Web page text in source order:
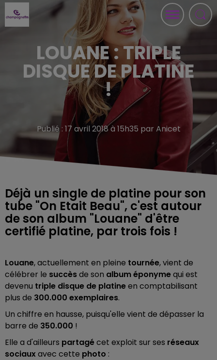
LOUANE : TRIPLE
DISQUE DE PLATINE
!
Publié : 17 avril 2018 à 15h35 par Anicet
Déjà un single de platine pour son
tube "On Etait Beau", c'est autour
de son album "Louane" d'être
certifié platine, par trois fois !
Louane, actuellement en pleine tournée, vient de
célébrer le succèsde son album éponymequi est
devenu triple disque de platineen comptabilisant
plus de 300.000 exemplaires.
Un chiffre en hausse, puisqu'elle vient de dépasser la
barre de 350.000 !
Elle a d'ailleurs partagécet exploit sur ses réseaux
sociauxavec cette photo :